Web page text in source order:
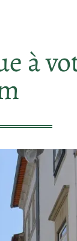
à